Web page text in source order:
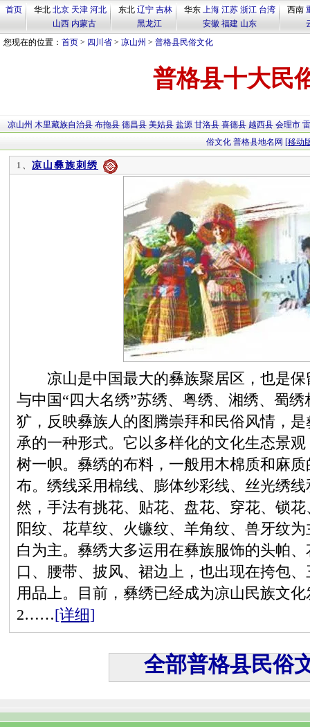
首页 华北 北京 天津 河北
山西 内蒙古
东北 辽宁 吉林
黑龙江
华东 上海 江苏 浙江 台湾
安徽 福建 山东
西南
您现在的位置： 首页 > 四川省 > 凉山州 > 普格县民俗文化
普格县十大民
凉山州 木里藏族自治县 布拖县 德昌县 美姑县 盐源 甘洛县 喜德县 越西县 会理市
俗文化 普格县地名网 [移动
1、 凉山彝族刺绣
凉山是中国最大的彝族聚居区，也是保
与中国“四大名绣”苏绣、粤绣、湘绣、蜀
犷，反映彝族人的图腾崇拜和民俗风情，
承的一种形式。它以多样化的文化生态景
树一帜。彝绣的布料，一般用木棉质和麻
布。绣线采用棉线、膨体纱彩线、丝光绣
然，手法有挑花、贴花、盘花、穿花、锁
阳纹、花草纹、火镰纹、羊角纹、兽牙纹
白为主。彝绣大多运用在彝族服饰的头帕
口、腰带、披风、裙边上，也出现在挎包
用品上。目前，彝绣已经成为凉山民族文
2……[详细]
全部普格县民俗